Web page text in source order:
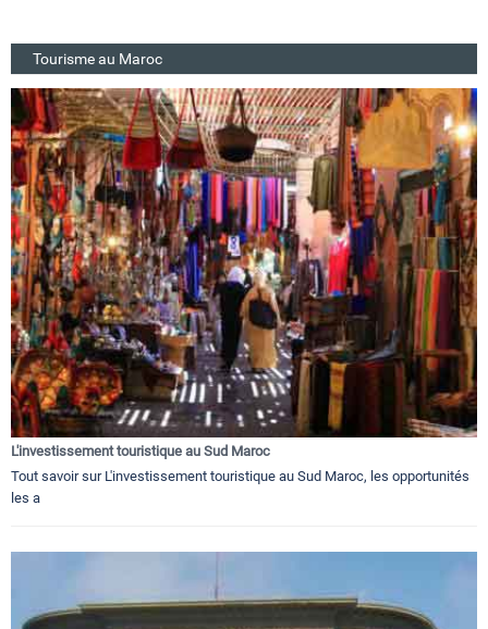
Tourisme au Maroc
L'investissement touristique au Sud Maroc
Tout savoir sur L'investissement touristique au Sud Maroc, les opportunités
les a